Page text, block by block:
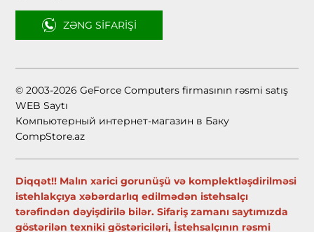
ZƏNG SIFARIŞI
© 2003-2026 GeForce Computers firmasının rəsmi satış
WEB Saytı
Компьютерный интернет-магазин в Баку
CompStore.az
Diqqət!! Malın xarici gorunüşü və komplektləşdirilməsi
istehlakçıya xəbərdarlıq edilmədən istehsalçı
tərəfindən dəyişdirilə bilər. Sifariş zamanı saytımızda
göstərilən texniki göstəriciləri, İstehsalçının rəsmi